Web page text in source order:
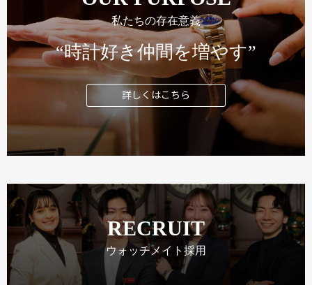
私たちの存在意義
“時計好き仲間を増やす”
詳しくはこちら
RECRUIT
ウォッチメイト採用